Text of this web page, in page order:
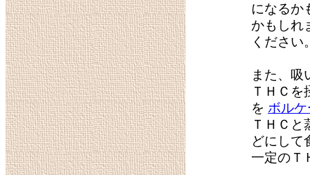
になるか
かもしれ
ください
また、吸
ＴＨＣ
を ボル
ＴＨＣ
どにして
一定のＴ